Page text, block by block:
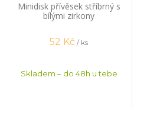
Minidisk přívěsek stříbrný s
bílými zirkony
52 Kč / ks
Skladem – do 48h u tebe